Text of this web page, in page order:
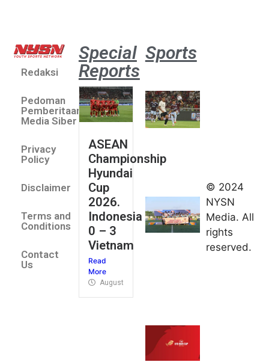
Redaksi
Pedoman
Pemberitaan
Media Siber
Privacy
Policy
Disclaimer
Terms and
Conditions
Contact
Us
Special
Reports
ASEAN
Championship
Hyundai
Cup
2026.
Indonesia
0 – 3
Vietnam
Read
More
August 4, 2026
Sports
umum
Kejurnas
Panahan
Junior di
Kudus
© 2024
NYSN
Media. All
rights
reserved.